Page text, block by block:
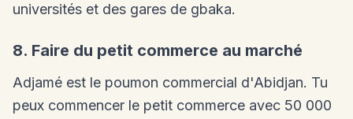
universités et des gares de gbaka.
8. Faire du petit commerce au marché
Adjamé est le poumon commercial d'Abidjan. Tu
peux commencer le petit commerce avec 50 000